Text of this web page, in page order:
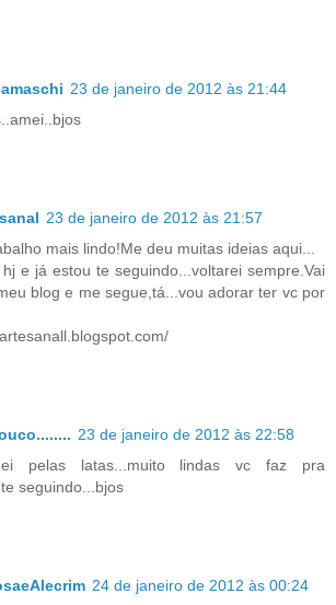
23 de janeiro de 2012 às 21:44
23 de janeiro de 2012 às 21:57
mais lindo!Me deu muitas ideias aqui...
e já estou te seguindo...voltarei sempre.Vai
blog e me segue,tá...vou adorar ter vc por
23 de janeiro de 2012 às 22:58
pelas latas...muito lindas vc faz pra
seguindo...bjos
24 de janeiro de 2012 às 00:24